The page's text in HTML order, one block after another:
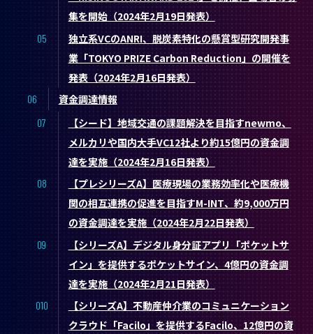
集を開始（2024年2月19日発表）
独立系VCのANRI、脱炭素特化の懸賞型研究開発事
業「TOKYO PRIZE Carbon Reduction」の開催を
発表（2024年2月16日発表）
資金調達情報
【シード】地域交通の課題解決を目指すnewmo、
メルカリや国内大手VC12社より約15億円の資金調
達を実施（2024年2月16日発表）
【プレシリーズA】医療現場の業務効率化や医療機
関の相互連携の促進を目指すM-INT、約9,000万円
の資金調達を実施（2024年2月22日発表）
【シリーズA】デジタル身分証アプリ「ポケットサ
イン」を提供するポケットサイン、4億円の資金調
達を実施（2024年2月21日発表）
【シリーズA】不動産仲介業のコミュニケーション
クラウド「Facilo」を提供するFacilo、12億円の資